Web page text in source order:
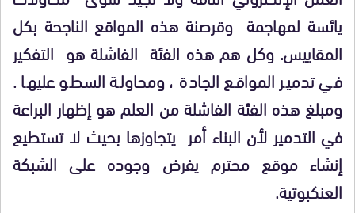
يائسة لمهاجمة وقرصنة هذه المواقع الناجحة بكل
المقاييس. وكل هم هذه الفئة الفاشلة هو التفكير
في تدمير المواقع الجادة ، ومحاولة السطو عليها .
ومبلغ هذه الفئة الفاشلة من العلم هو إظهار البراعة
في التدمير لأن البناء أمر يتجاوزها بحيث لا تستطيع
إنشاء موقع محترم يفرض وجوده على الشبكة
العنكبوتية.